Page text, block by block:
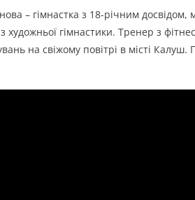
– гімнастка з 18-річним досвідом,
художньої гімнастики. Тренер з
на свіжому повітрі в місті